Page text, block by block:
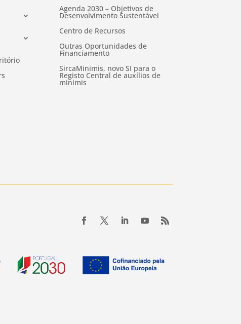
Agenda 2030 – Objetivos de
Desenvolvimento Sustentável
Centro de Recursos
Outras Oportunidades de
Financiamento
SircaMinimis, novo SI para o
Registo Central de auxílios de
minimis